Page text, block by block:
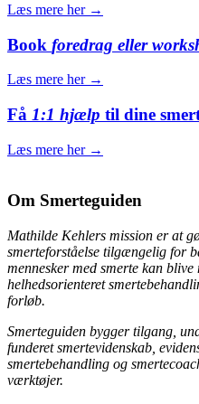
Læs mere her →
Book foredrag eller
Læs mere her →
Få 1:1 hjælp til dine
Læs mere her →
Om Smerteguiden
Mathilde Kehlers mission er at
smerteforståelse tilgængelig for
mennesker med smerte kan
helhedsorienteret
forløb.
Smerteguiden bygger tilgang,
funderet smertevidenskab,
smertebehandling og
værktøjer.